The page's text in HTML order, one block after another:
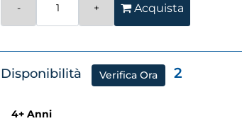
Acquista
Disponibilità Verifica Ora 2
4+ Anni